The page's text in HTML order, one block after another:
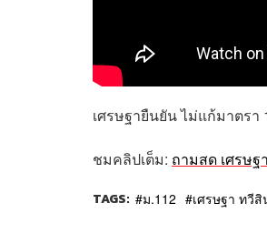
เศรษฐายืนยัน ไม่แก้มาตร
ชมคลิปเต็ม: ถามสด เศรษฐ
TAGS: ม.112 เศรษฐา ทวี